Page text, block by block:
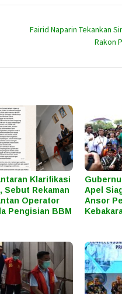
Fairid Naparin Tekankan
Rakon
Klarifikasi
Sebut Rekaman
Operator
Pengisian BBM
Apel
Ansor